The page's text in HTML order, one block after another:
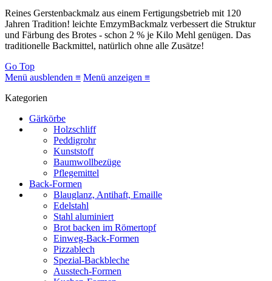
Reines Gerstenbackmalz aus einem Fertigungsbetrieb mit 120
Jahren Tradition! leichte EmzymBackmalz verbessert die Struktur
und Färbung des Brotes - schon 2 % je Kilo Mehl genügen. Das
traditionelle Backmittel, natürlich ohne alle Zusätze!
Go Top
Menü ausblenden ≡ Menü anzeigen ≡
Kategorien
Gärkörbe
Holzschliff
Peddigrohr
Kunststoff
Baumwollbezüge
Pflegemittel
Back-Formen
Blauglanz, Antihaft, Emaille
Edelstahl
Stahl aluminiert
Brot backen im Römertopf
Einweg-Back-Formen
Pizzablech
Spezial-Backbleche
Ausstech-Formen